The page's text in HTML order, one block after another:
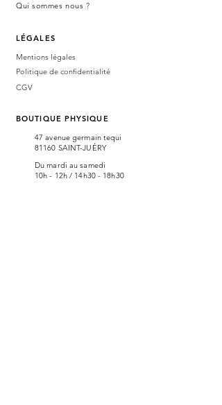
Qui sommes nous ?
LÉGALES
Mentions légales
Politique de confidentialité
CGV
BOUTIQUE PHYSIQUE
47 avenuegermain tequi
81160 SAINT-JUÉRY
Du mardi au samedi
10h - 12h / 14h30 - 18h30